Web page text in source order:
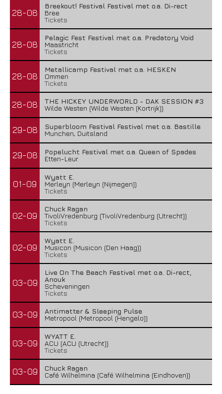
28-08
Breekout! Festival Festival met o.a. Di-rect
Bree
Tickets
28-08
Pelagic Fest Festival met o.a. Predatory Void
Maastricht
Tickets
28-08
Metallicamp Festival met o.a. HESKEN
Ommen
Tickets
28-08
THE HICKEY UNDERWORLD - DAK SESSION #3
Wilde Westen (Wilde Westen (Kortrijk))
29-08
Superbloom Festival Festival met o.a. Bastille
Munchen, Duitsland
29-08
Popelucht Festival met o.a. Queen of Spades
Etten-Leur
01-09
Wyatt E.
Merleyn (Merleyn (Nijmegen))
Tickets
02-09
Chuck Ragan
TivoliVredenburg (TivoliVredenburg (Utrecht))
Tickets
02-09
Wyatt E.
Musicon (Musicon (Den Haag))
Tickets
03-09
Live On The Beach Festival met o.a. Di-rect,
Anouk
Scheveningen
Tickets
03-09
Antimatter & Sleeping Pulse
Metropool (Metropool (Hengelo))
03-09
WYATT E.
ACU (ACU (Utrecht))
Tickets
03-09
Chuck Ragan
Café Wilhelmina (Café Wilhelmina (Eindhoven))